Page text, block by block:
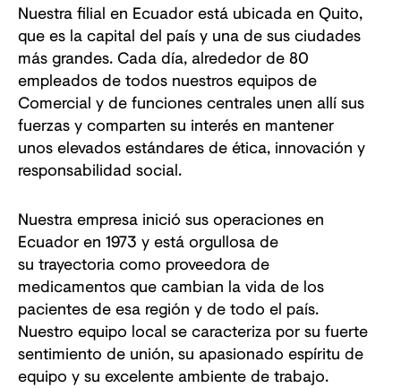
Nuestra filial en Ecuador está ubicada en Quito,
que es la capital del país y una de sus ciudades
más grandes. Cada día, alrededor de 80
empleados de todos nuestros equipos de
Comercial y de funciones centrales unen allí sus
fuerzas y comparten su interés en mantener
unos elevados estándares de ética, innovación y
responsabilidad social.
Nuestra empresa inició sus operaciones en
Ecuador en 1973 y está orgullosa de
su trayectoria como proveedora de
medicamentos que cambian la vida de los
pacientes de esa región y de todo el país.
Nuestro equipo local se caracteriza por su fuerte
sentimiento de unión, su apasionado espíritu de
equipo y su excelente ambiente de trabajo.